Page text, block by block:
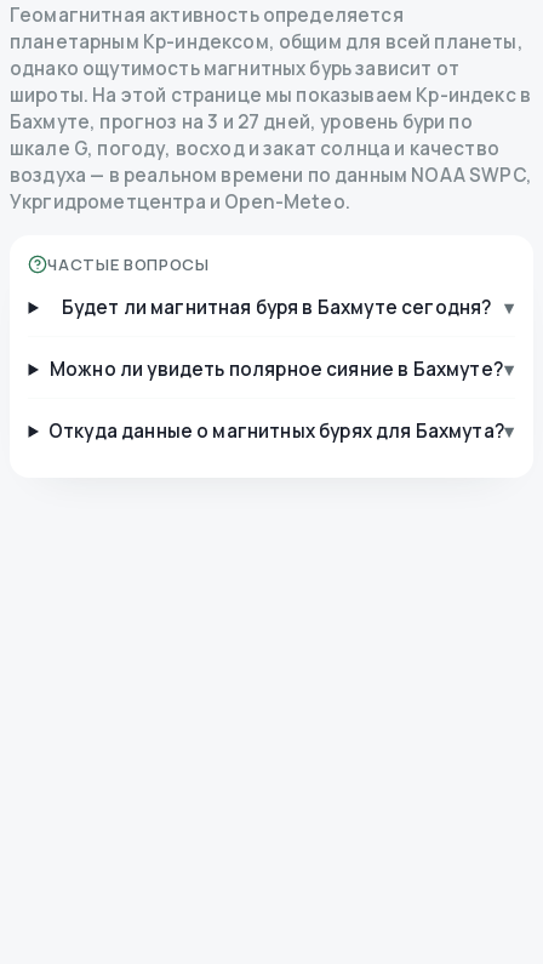
Геомагнитная активность определяется
планетарным Kp-индексом, общим для всей планеты,
однако ощутимость магнитных бурь зависит от
широты. На этой странице мы показываем Kp-индекс в
Бахмуте, прогноз на 3 и 27 дней, уровень бури по
шкале G, погоду, восход и закат солнца и качество
воздуха — в реальном времени по данным NOAA SWPC,
Укргидрометцентра и Open-Meteo.
ЧАСТЫЕ ВОПРОСЫ
Будет ли магнитная буря в Бахмуте сегодня? ▾
Можно ли увидеть полярное сияние в Бахмуте?▾
Откуда данные о магнитных бурях для Бахмута?▾